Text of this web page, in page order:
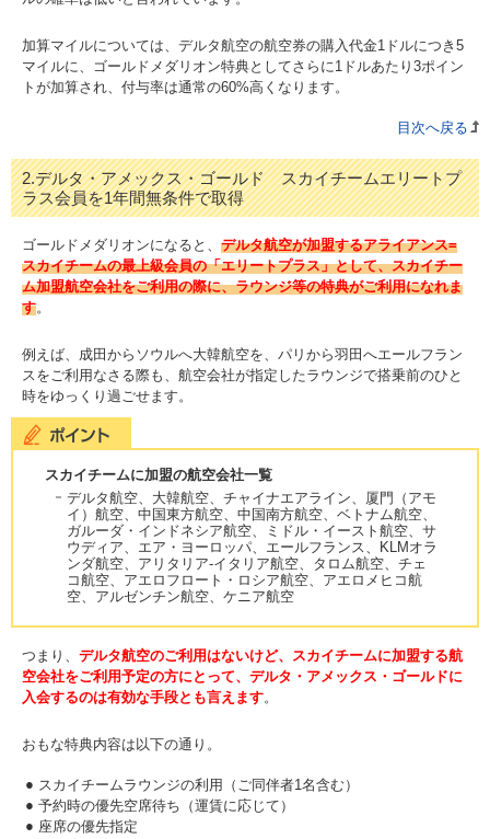
加算マイルについては、デルタ航空の航空券の購入代金1ドルにつき5
マイルに、ゴールドメダリオン特典としてさらに1ドルあたり3ポイン
トが加算され、付与率は通常の60%高くなります。
目次へ戻る
2.デルタ・アメックス・ゴールド スカイチームエリートプ
ラス会員を1年間無条件で取得
ゴールドメダリオンになると、 デルタ航空が加盟するアライアンス=
スカイチームの最上級会員の「エリートプラス」として、スカイチー
ム加盟航空会社をご利用の際に、ラウンジ等の特典がご利用になれま
す。
例えば、成田からソウルへ大韓航空を、パリから羽田へエールフラン
スをご利用なさる際も、航空会社が指定したラウンジで搭乗前のひと
時をゆっくり過ごせます。
スカイチームに加盟の航空会社一覧
デルタ航空、大韓航空、チャイナエアライン、厦門（アモ
イ）航空、中国東方航空、中国南方航空、ベトナム航空、
ガルーダ・インドネシア航空、ミドル・イースト航空、サ
ウディア、エア・ヨーロッパ、エールフランス、KLMオラ
ンダ航空、アリタリア-イタリア航空、タロム航空、チェ
コ航空、アエロフロート・ロシア航空、アエロメヒコ航
空、アルゼンチン航空、ケニア航空
つまり、 デルタ航空のご利用はないけど、スカイチームに加盟する航
空会社をご利用予定の方にとって、デルタ・アメックス・ゴールドに
入会するのは有効な手段とも言えます。
おもな特典内容は以下の通り。
スカイチームラウンジの利用（ご同伴者1名含む）
予約時の優先空席待ち（運賃に応じて）
座席の優先指定